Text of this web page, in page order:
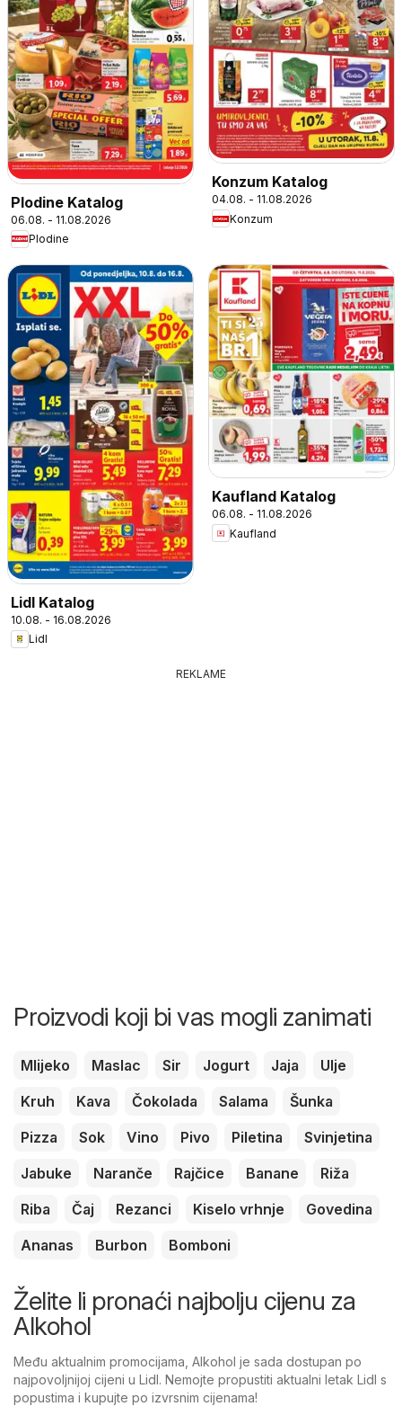
Plodine Katalog
06.08. - 11.08.2026
Plodine
Konzum Katalog
04.08. - 11.08.2026
Konzum
Lidl Katalog
10.08. - 16.08.2026
Lidl
Kaufland Katalog
06.08. - 11.08.2026
Kaufland
REKLAME
Proizvodi koji bi vas mogli zanimati
Mlijeko Maslac Sir Jogurt Jaja
Ulje
Kruh
Kava Čokolada Salama
Šunka
Pizza
Sok Vino Pivo Piletina
Svinjetina
Jabuke
Naranče Rajčice Banane
Riža
Riba
Čaj Rezanci Kiselo vrhnje
Govedina
Ananas
Burbon Bomboni
Želite li pronaći najbolju cijenu za
Alkohol
Među aktualnim promocijama, Alkohol je sada dostupan po
najpovoljnijoj cijeni u Lidl. Nemojte propustiti aktualni letak Lidl s
popustima i kupujte po izvrsnim cijenama!